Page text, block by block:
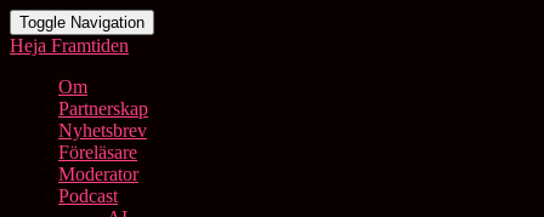
Toggle Navigation
Heja Framtiden
Om
Partnerskap
Nyhetsbrev
Föreläsare
Moderator
Podcast